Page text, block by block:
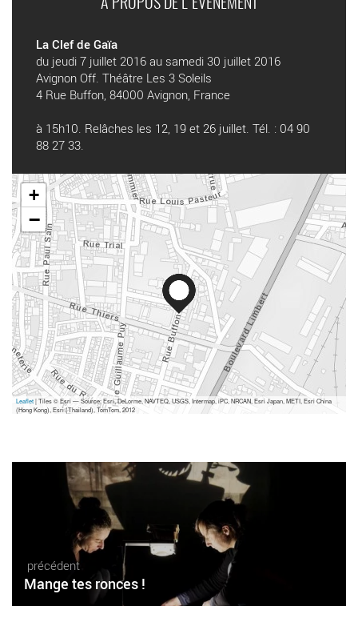
A PROPOS DE L'ÉVÉNEMENT
La Clef de Gaïa
du jeudi 7 juillet 2016 au samedi 30 juillet 2016
Avignon Off. Théâtre Les 3 Soleils
4 Rue Buffon, 84000 Avignon, France
à 15h10. Relâches les 12, 19 et 26 juillet. Tél. : 04 90
88 27 33.
+
−
Leaflet| Tiles © Esri — Source: Esri, DeLorme, NAVTEQ, USGS, Intermap, iPC, NRCAN, Esri Japan, METI, Esri China
(Hong Kong), Esri (Thailand), TomTom, 2012
précédent
Mange tes ronces !